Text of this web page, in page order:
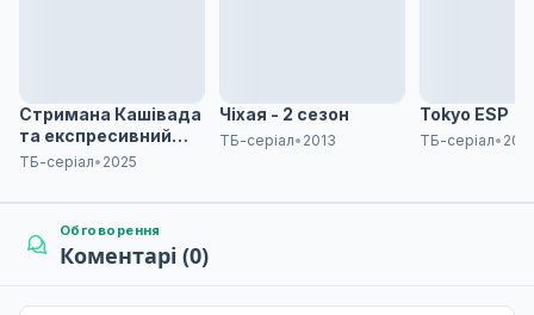
Стримана Кашівада
та експресивний
Оота
ТБ-серіал• 2025
Чіхая - 2 сезон
ТБ-серіал• 2013
Tokyo ESP
ТБ-серіал•
Обговорення
Коментарі (0)